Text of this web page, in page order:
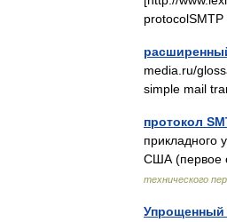
media.ru/
simple mail
протокол
прикладного
США (первое
технического
Упрощенный